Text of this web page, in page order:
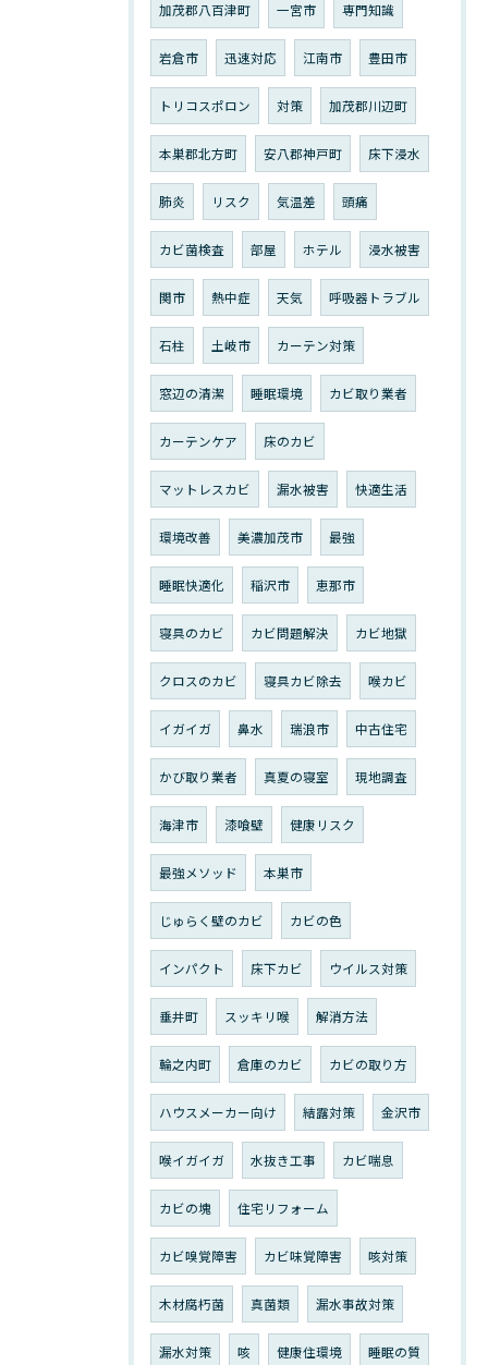
加茂郡八百津町 一宮市 専門知識
岩倉市 迅速対応 江南市 豊田市
トリコスポロン 対策 加茂郡川辺町
本巣郡北方町 安八郡神戸町 床下浸水
肺炎 リスク 気温差 頭痛
カビ菌検査 部屋 ホテル 浸水被害
関市 熱中症 天気 呼吸器トラブル
石柱 土岐市 カーテン対策
窓辺の清潔 睡眠環境 カビ取り業者
カーテンケア 床のカビ
マットレスカビ 漏水被害 快適生活
環境改善 美濃加茂市 最強
睡眠快適化 稲沢市 恵那市
寝具のカビ カビ問題解決 カビ地獄
クロスのカビ 寝具カビ除去 喉カビ
イガイガ 鼻水 瑞浪市 中古住宅
かび取り業者 真夏の寝室 現地調査
海津市 漆喰壁 健康リスク
最強メソッド 本巣市
じゅらく壁のカビ カビの色
インパクト 床下カビ ウイルス対策
垂井町 スッキリ喉 解消方法
輪之内町 倉庫のカビ カビの取り方
ハウスメーカー向け 結露対策 金沢市
喉イガイガ 水抜き工事 カビ喘息
カビの塊 住宅リフォーム
カビ嗅覚障害 カビ味覚障害 咳対策
木材腐朽菌 真菌類 漏水事故対策
漏水対策 咳 健康住環境 睡眠の質